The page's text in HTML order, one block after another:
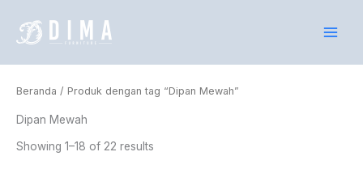
Beranda / Produk dengan tag “Dipan Mewah”
Dipan Mewah
Showing 1–18 of 22 results